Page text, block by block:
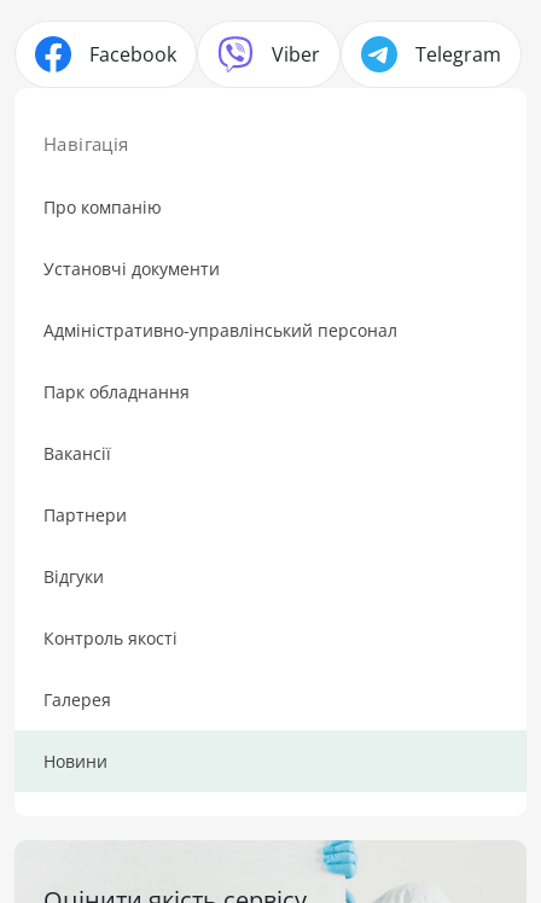
Навігація
Про компанію
Установчі документи
Адміністративно-управлінський персонал
Парк обладнання
Вакансії
Партнери
Відгуки
Контроль якості
Галерея
Новини
Facebook Viber Telegram